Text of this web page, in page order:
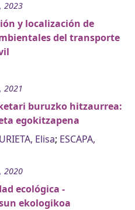
2023
y localización de
del transporte
2021
buruzko hitzaurrea:
egokitzapena
Elisa; ESCAPA,
2020
ecológica -
ekologikoa